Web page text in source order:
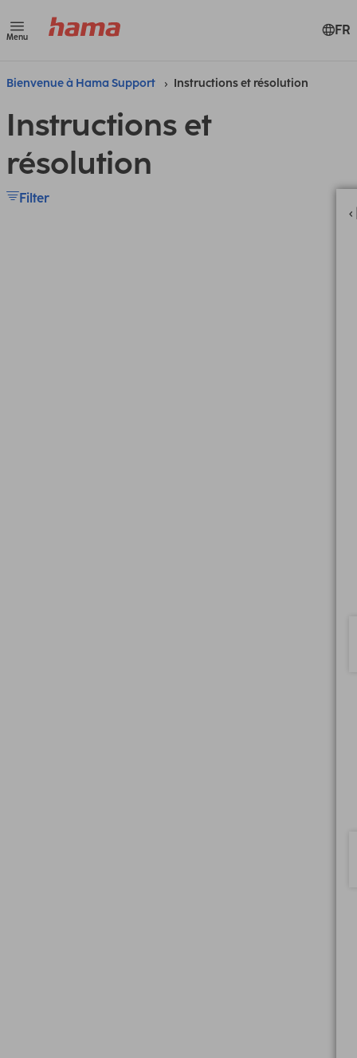
Menu FR
Bienvenue à Hama Support Instructions et résolution
Instructions et
résolution
Filter